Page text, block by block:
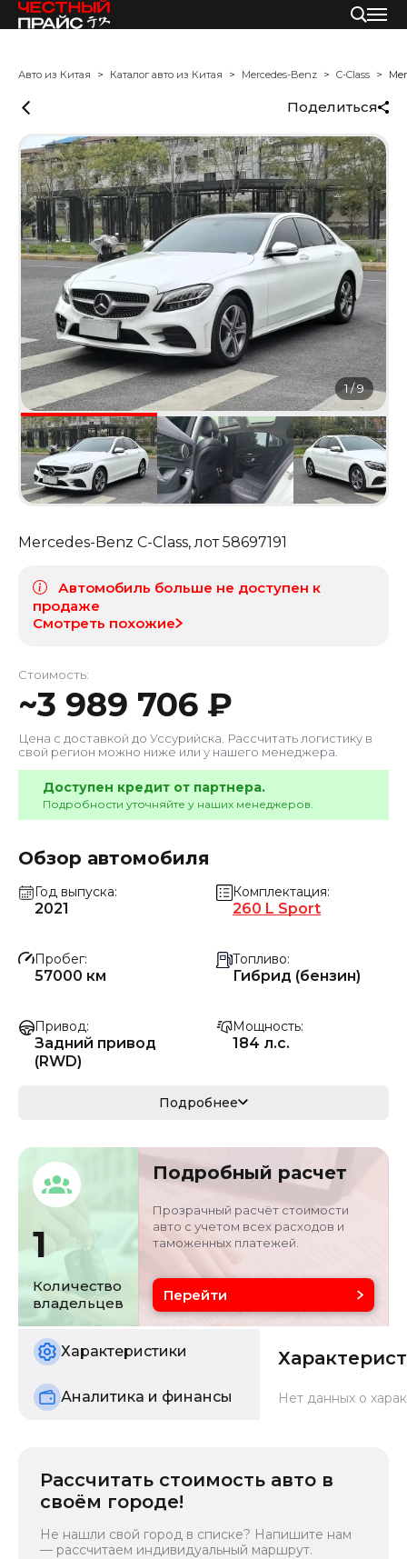
Авто из Китая Каталог авто из Китая Mercedes-Benz C-Class
Поделиться
1/9
Mercedes-Benz C-Class, лот58697191
Автомобиль больше не доступен к
продаже
Смотреть похожие
Стоимость:
~3 989 706 ₽
Цена с доставкой до Уссурийска . Рассчитать логистику в
свой регион можно ниже или у нашего менеджера.
Доступен кредит от партнера.
Подробности уточняйте у наших менеджеров.
Обзор автомобиля
Год выпуска
2021
Комплектация
260 L Sport
Пробег
57000 км
Топливо
Гибрид (бензин)
Привод
Задний привод
(RWD)
Мощность
184 л.с.
135 кВ
Кузов
седан
LE4WG7HB3ML829
Объём двигателя
1.5 л
Цвет
Состояние
б/у
Подробнее
1
Количество
владельцев
Подробный расчет
Прозрачный расчёт стоимости
авто с учетом всех расходов и
таможенных платежей.
Перейти
Характеристики
Аналитика и финансы Нет данных о
Рассчитать стоимость авто в
своём городе!
Не нашли свой город в списке? Напишите нам
— рассчитаем индивидуальный маршрут.